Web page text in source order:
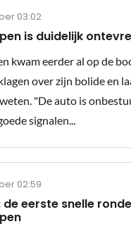
03:02
is duidelijk
kwam eerder al op de
over zijn bolide en
"De auto is
signalen...
02:59
de eerste snelle